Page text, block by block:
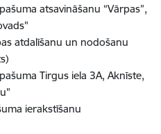
atsavināšanu “Vārpas”,
atdalīšanu un nodošanu
Tirgus iela 3A, Aknīste,
ierakstīšanu